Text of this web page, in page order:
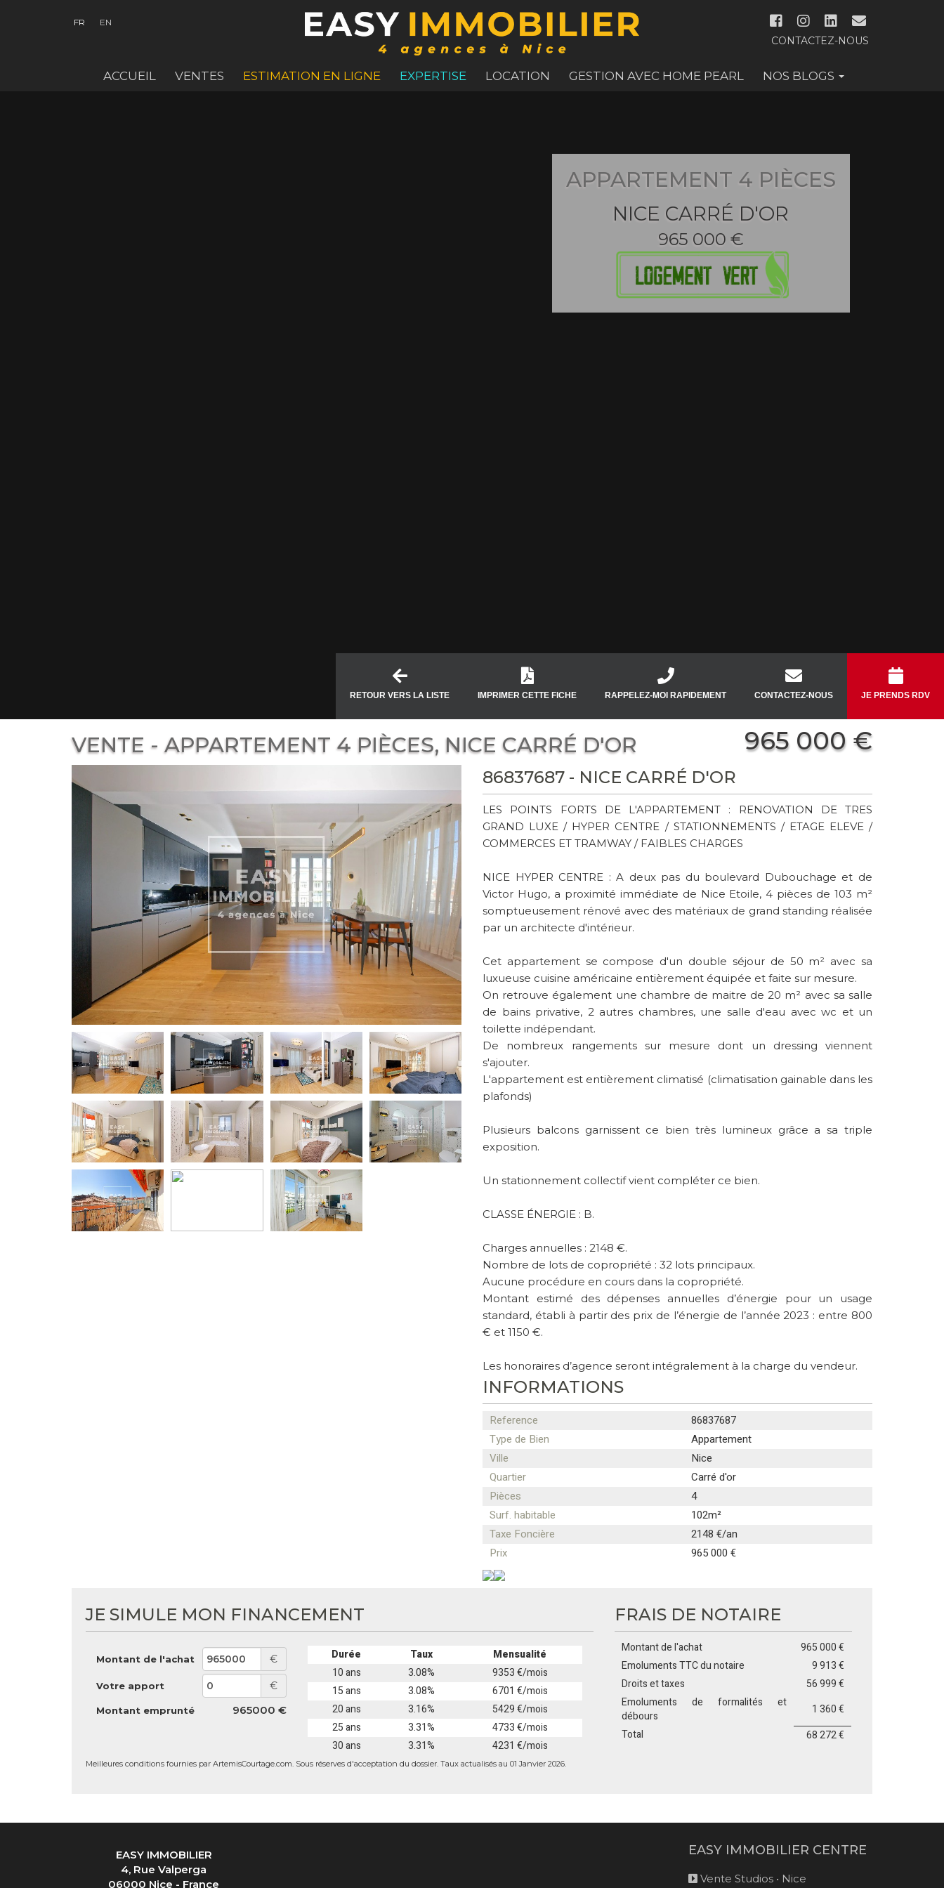
FR EN
CONTACTEZ-NOUS
ACCUEIL VENTES ESTIMATION EN LIGNE EXPERTISE LOCATION GESTION AVEC HOME PEARL NOS BLOGS
APPARTEMENT 4 PIÈCES
NICE CARRÉ D'OR
965 000 €
RETOUR VERS LA LISTE IMPRIMER CETTE FICHE RAPPELEZ-MOI RAPIDEMENT CONTACTEZ-NOUS JE PRENDS RDV
965 000 €
VENTE - APPARTEMENT 4 PIÈCES, NICE CARRÉ D'OR
86837687 - NICE CARRÉ D'OR
LES POINTS FORTS DE L'APPARTEMENT : RENOVATION DE TRES
GRAND LUXE / HYPER CENTRE / STATIONNEMENTS / ETAGE ELEVE /
COMMERCES ET TRAMWAY / FAIBLES CHARGES
NICE HYPER CENTRE : A deux pas du boulevard Dubouchage et de
Victor Hugo, a proximité immédiate de Nice Etoile, 4 pièces de 103 m²
somptueusement rénové avec des matériaux de grand standing réalisée
par un architecte d'intérieur.
Cet appartement se compose d'un double séjour de 50 m² avec sa
luxueuse cuisine américaine entièrement équipée et faite sur mesure.
On retrouve également une chambre de maitre de 20 m² avec sa salle
de bains privative, 2 autres chambres, une salle d'eau avec wc et un
toilette indépendant.
De nombreux rangements sur mesure dont un dressing viennent
s'ajouter.
L'appartement est entièrement climatisé (climatisation gainable dans les
plafonds)
Plusieurs balcons garnissent ce bien très lumineux grâce a sa triple
exposition.
Un stationnement collectif vient compléter ce bien.
CLASSE ÉNERGIE : B.
Charges annuelles : 2148 €.
Nombre de lots de copropriété : 32 lots principaux.
Aucune procédure en cours dans la copropriété.
Montant estimé des dépenses annuelles d’énergie pour un usage
standard, établi à partir des prix de l’énergie de l’année 2023 : entre 800
€ et 1150 €.
Les honoraires d’agence seront intégralement à la charge du vendeur.
INFORMATIONS
Reference
86837687
Type de Bien
Appartement
Ville
Nice
Quartier
Carré d'or
Pièces
4
Surf. habitable
102m²
Taxe Foncière
2148 €/an
Prix
965 000 €
JE SIMULE MON FINANCEMENT
Montant de l'achat €
Votre apport €
Montant emprunté 965000 €
Durée Taux
Mensualité
10 ans
3.08%
9353 €/mois
15 ans
3.08%
6701 €/mois
20 ans
3.16%
5429 €/mois
25 ans
3.31%
4733 €/mois
30 ans
3.31% 4231 €/mois
Meilleures conditions fournies par ArtemisCourtage.com. Sous réserves d'acceptation du dossier. Taux actualisés au 01 Janvier 2026.
FRAIS DE NOTAIRE
Montant de l'achat
965 000 €
Emoluments TTC du notaire
9 913 €
Droits et taxes
56 999 €
Emoluments de formalités et
débours
1 360 €
Total
68 272 €
EASY IMMOBILIER
4, Rue Valperga
06000 Nice - France
EASY IMMOBILIER CENTRE
Vente Studios • Nice